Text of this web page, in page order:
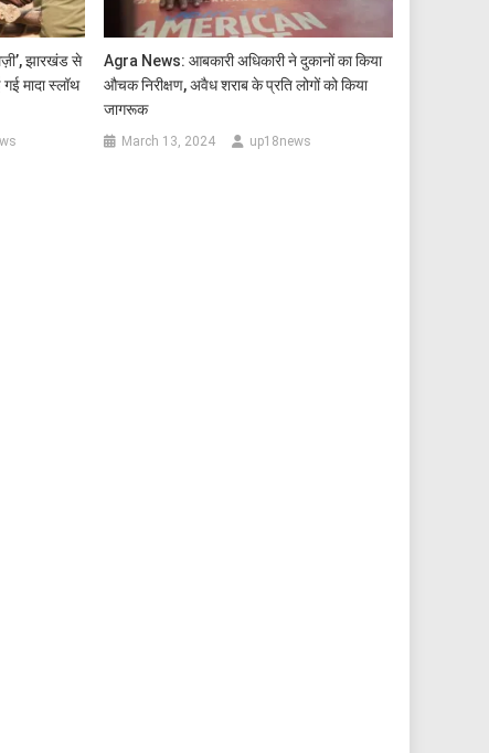
झारखंड से
मादा स्लॉथ
Agra News: आबकारी अधिकारी ने दुकानों का किया
औचक निरीक्षण, अवैध शराब के प्रति लोगों को किया
जागरूक
March 13, 2024 up18news